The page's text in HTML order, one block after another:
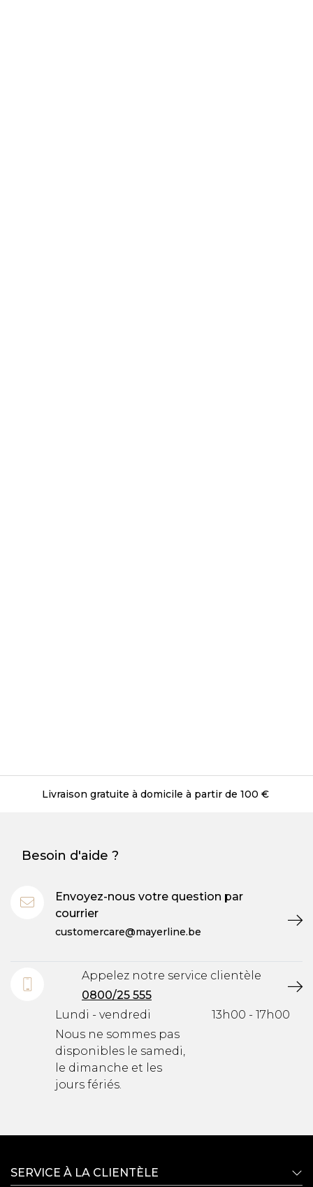
Livraison gratuite à domicile à partir de 100 €
Besoin d'aide ?
Envoyez-nous votre question par
courrier
customercare@mayerline.be
Appelez notre service clientèle
0800/25 555
Lundi - vendredi
Nous ne sommes pas
disponibles le samedi,
le dimanche et les
jours fériés.
13h00 - 17h00
SERVICE À LA CLIENTÈLE